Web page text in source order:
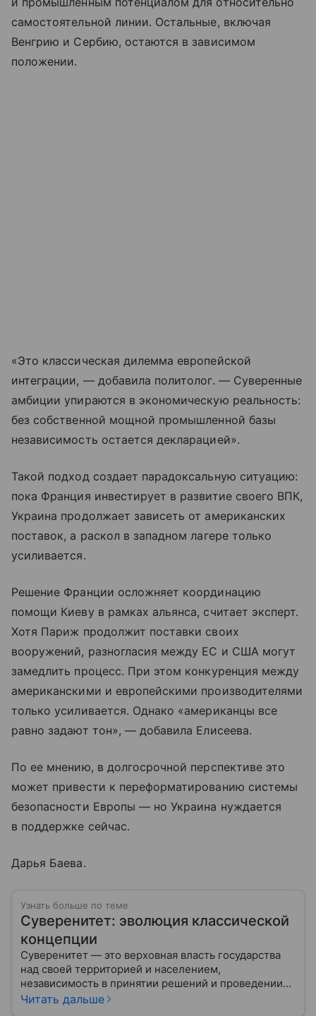
самостоятельной линии. Остальные, включая
Венгрию и Сербию, остаются в зависимом
положении.
«Это классическая дилемма европейской
интеграции, — добавила политолог. — Суверенные
амбиции упираются в экономическую реальность:
без собственной мощной промышленной базы
независимость остается декларацией».
Такой подход создает парадоксальную ситуацию:
пока Франция инвестирует в развитие своего ВПК,
Украина продолжает зависеть от американских
поставок, а раскол в западном лагере только
усиливается.
Решение Франции осложняет координацию
помощи Киеву в рамках альянса, считает эксперт.
Хотя Париж продолжит поставки своих
вооружений, разногласия между ЕС и США могут
замедлить процесс. При этом конкуренция между
американскими и европейскими производителями
только усиливается. Однако «американцы все
равно задают тон», — добавила Елисеева.
По ее мнению, в долгосрочной перспективе это
может привести к переформатированию системы
безопасности Европы — но Украина нуждается
в поддержке сейчас.
Дарья Баева.
Узнать больше по теме
Суверенитет: эволюция классической
концепции
Суверенитет — это верховная власть государства
над своей территорией и населением,
независимость в принятии решений и проведении
внешней политики.
Читать дальше